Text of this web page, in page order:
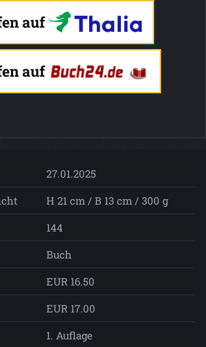
auf
auf
27.01.2025
H 21 cm / B 13 cm / 300 g
144
Buch
EUR 16.50
EUR 17.00
1. Auflage